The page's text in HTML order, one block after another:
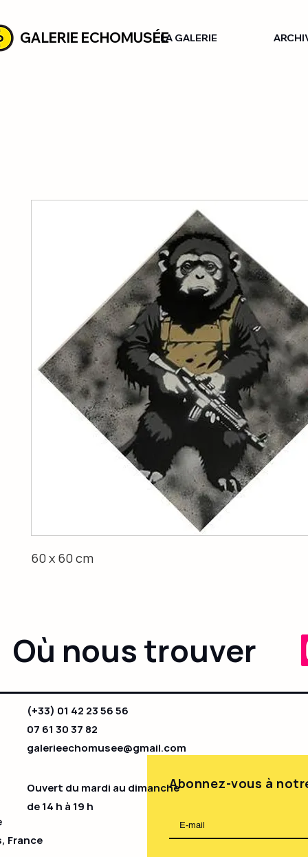
GALERIE ECHOMUSÉELA GALERIE
60 x 60 cm
Où nous trouver
Abonnez-vous à
France
(+33) 01 42 23 56 56
07 61 30 37 82
galerieechomusee@gmail.com
Ouvert du mardi au dimanche
de 14 h à 19 h​